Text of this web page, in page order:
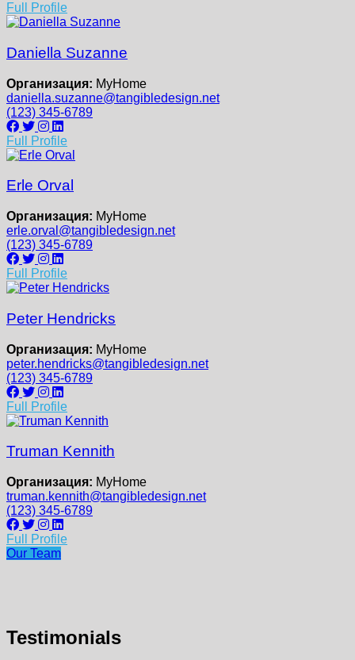
Full Profile
Daniella Suzanne
Организация: MyHome
daniella.suzanne@tangibledesign.net
(123) 345-6789
Full Profile
Erle Orval
Организация: MyHome
erle.orval@tangibledesign.net
(123) 345-6789
Full Profile
Peter Hendricks
Организация: MyHome
peter.hendricks@tangibledesign.net
(123) 345-6789
Full Profile
Truman Kennith
Организация: MyHome
truman.kennith@tangibledesign.net
(123) 345-6789
Full Profile
Our Team
Testimonials